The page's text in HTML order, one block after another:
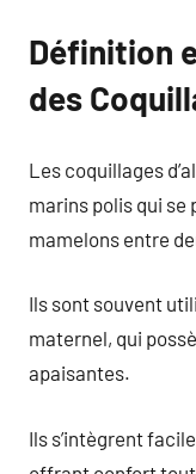
Définition
des
Les coquillages
marins polis qui
mamelons entre
Ils sont souvent
maternel, qui
apaisantes.
Ils s’intègrent